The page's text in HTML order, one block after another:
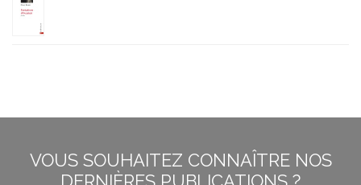
VOUS SOUHAITEZ CONNAÎTRE NOS